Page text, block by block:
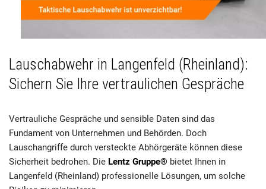
Lauschabwehr in Langenfeld (Rheinland):
Sichern Sie Ihre vertraulichen Gespräche
Vertrauliche Gespräche und sensible Daten sind das
Fundament von Unternehmen und Behörden. Doch
Lauschangriffe durch versteckte Abhörgeräte können diese
Sicherheit bedrohen. Die Lentz Gruppe® bietet Ihnen in
Langenfeld (Rheinland) professionelle Lösungen, um solche